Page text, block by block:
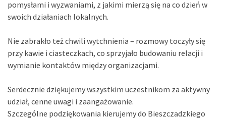
pomysłami i wyzwaniami, z jakimi mierzą się na co dzień w
swoich działaniach lokalnych.
Nie zabrakło też chwili wytchnienia – rozmowy toczyły się
przy kawie i ciasteczkach, co sprzyjało budowaniu relacji i
wymianie kontaktów między organizacjami.
Serdecznie dziękujemy wszystkim uczestnikom za aktywny
udział, cenne uwagi i zaangażowanie.
Szczególne podziękowania kierujemy do Bieszczadzkiego